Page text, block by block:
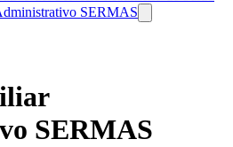
SERMAS
SERMAS